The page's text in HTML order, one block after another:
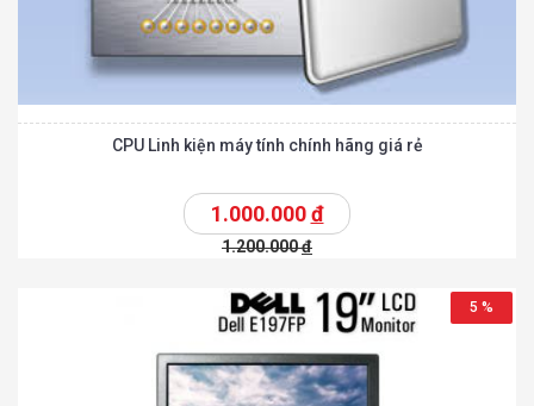
CPU Linh kiện máy tính chính hãng giá rẻ
1.000.000đ
1.200.000đ
5 %